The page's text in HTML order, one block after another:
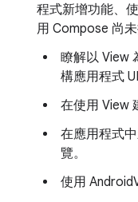
程式新增功能、
用 Compose 尚未
瞭解以 View
構應用程式 UI
在使用 View
在應用程式
覽。
使用